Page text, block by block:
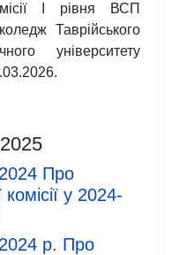
І рівня ВСП
Таврійського
університету
Про
у 2024-
р. Про